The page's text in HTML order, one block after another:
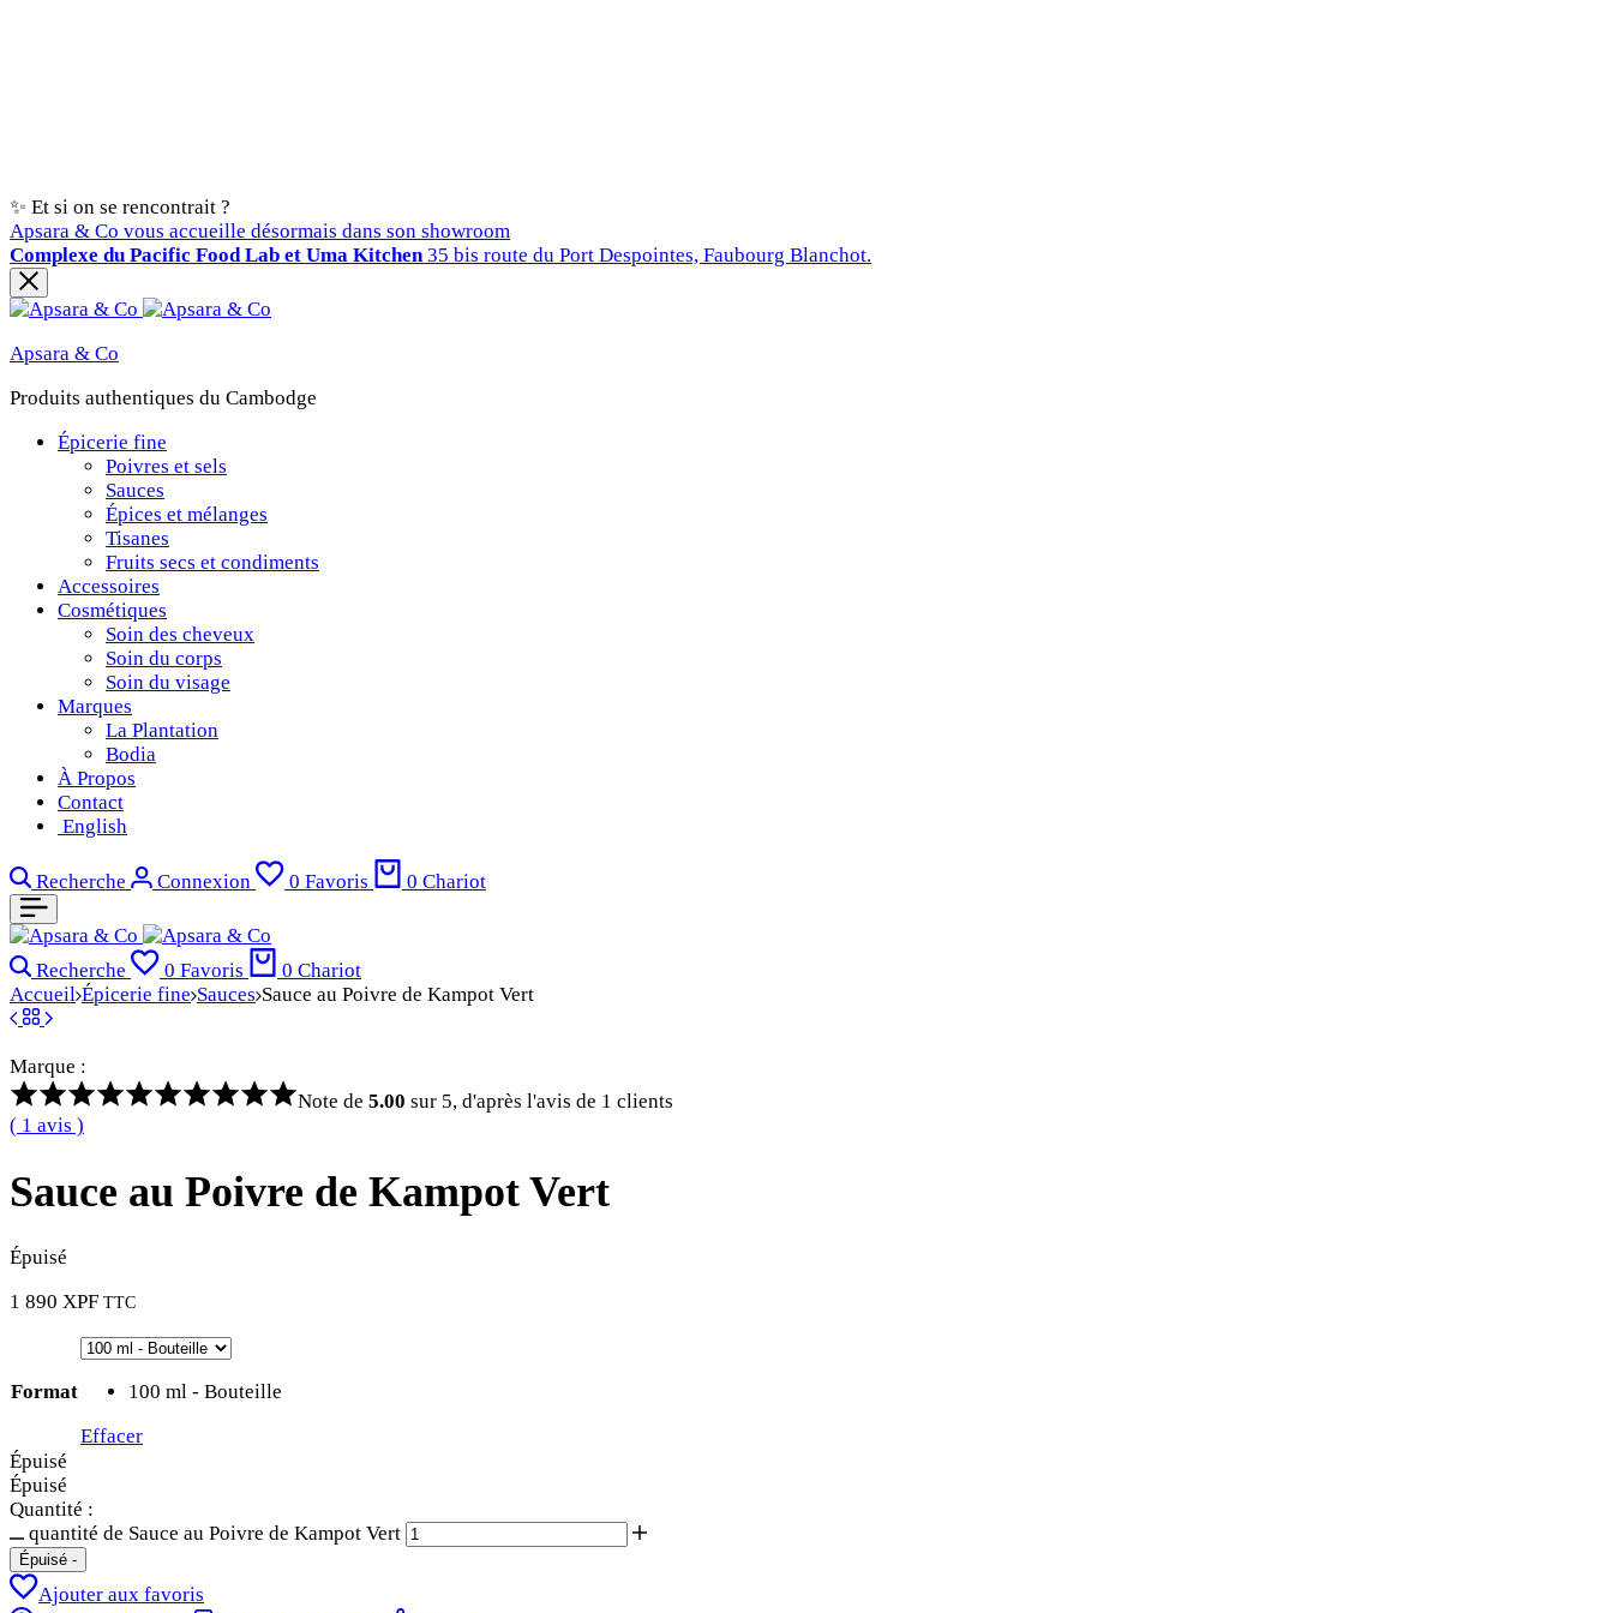
✨ Et si on se rencontrait ?
Apsara & Co vous accueille désormais dans son showroom
Complexe du Pacific Food Lab et Uma Kitchen35 bis route du Port Despointes, Faubourg Blanchot.
Apsara & Co
Produits authentiques du Cambodge
Épicerie fine
Poivres et sels
Sauces
Épices et mélanges
Tisanes
Fruits secs et condiments
Accessoires
Cosmétiques
Soin des cheveux
Soin du corps
Soin du visage
Marques
La Plantation
Bodia
À Propos
Contact
English
Recherche Connexion 0 Favoris 0 Chariot
Recherche 0 Favoris 0 Chariot
Accueil Épicerie fine Sauces Sauce au Poivre de Kampot Vert
Marque :
Note de 5.00 sur 5, d'après l'avis de 1 clients
( 1 avis )
Sauce au Poivre de Kampot Vert
Épuisé
1 890 XPF TTC
Format
100 ml - Bouteille
Effacer
Épuisé
Épuisé
Quantité :
quantité de Sauce au Poivre de Kampot Vert
Épuisé -
Ajouter aux favoris